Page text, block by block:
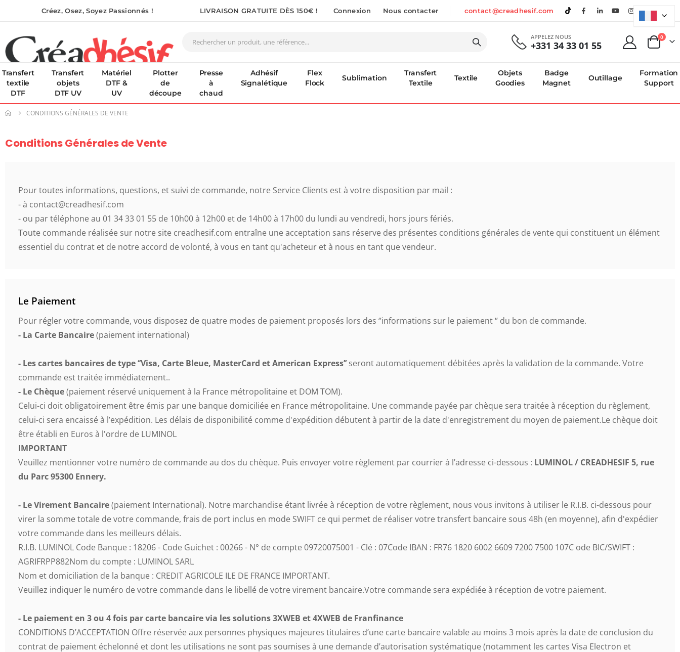
Créez, Osez, Soyez Passionnés ! LIVRAISON GRATUITE DÈS 150€ ! Connexion Nous contacter contact@creadhesif.com
APPELEZ NOUS
+331 34 33 01 55 Panier
0
Transfert
textile
DTF
Transfert
objets
DTF UV
Matériel
DTF &
UV
Plotter
de
découpe
Presse
à
chaud
Adhésif
Signalétique
Flex
Flock
Sublimation
Transfert
Textile
Textile
Objets
Goodies
Badge
Magnet
Outillage
Formation
Support
CONDITIONS GÉNÉRALES DE VENTE
Conditions Générales de Vente
Pour toutes informations, questions, et suivi de commande, notre Service Clients est à votre disposition par mail :
- à contact@creadhesif.com
- ou par téléphone au 01 34 33 01 55 de 10h00 à 12h00 et de 14h00 à 17h00 du lundi au vendredi, hors jours fériés.
Toute commande réalisée sur notre site creadhesif.com entraîne une acceptation sans réserve des présentes conditions générales de vente qui constituent un élément
essentiel du contrat et de notre accord de volonté, à vous en tant qu'acheteur et à nous en tant que vendeur.
Le Paiement
Pour régler votre commande, vous disposez de quatre modes de paiement proposés lors des ‘’informations sur le paiement ‘’ du bon de commande.
- La Carte Bancaire(paiement international)
- Les cartes bancaires de type ‘’Visa, Carte Bleue, MasterCard et American Express’’seront automatiquement débitées après la validation de la commande. Votre
commande est traitée immédiatement..
- Le Chèque(paiement réservé uniquement à la France métropolitaine et DOM TOM).
Celui-ci doit obligatoirement être émis par une banque domiciliée en France métropolitaine. Une commande payée par chèque sera traitée à réception du règlement,
celui-ci sera encaissé à l’expédition. Les délais de disponibilité comme d'expédition débutent à partir de la date d'enregistrement du moyen de paiement.Le chèque doit
être établi en Euros à l'ordre de LUMINOL
IMPORTANT
Veuillez mentionner votre numéro de commande au dos du chèque. Puis envoyer votre règlement par courrier à l’adresse ci-dessous : LUMINOL / CREADHESIF 5, rue
du Parc 95300 Ennery.
- Le Virement Bancaire(paiement International). Notre marchandise étant livrée à réception de votre règlement, nous vous invitons à utiliser le R.I.B. ci-dessous pour
virer la somme totale de votre commande, frais de port inclus en mode SWIFT ce qui permet de réaliser votre transfert bancaire sous 48h (en moyenne), afin d'expédier
votre commande dans les meilleurs délais.
R.I.B. LUMINOL Code Banque : 18206 - Code Guichet : 00266 - N° de compte 09720075001 - Clé : 07Code IBAN : FR76 1820 6002 6609 7200 7500 107C ode BIC/SWIFT :
AGRIFRPP882Nom du compte : LUMINOL SARL
Nom et domiciliation de la banque : CREDIT AGRICOLE ILE DE FRANCE IMPORTANT.
Veuillez indiquer le numéro de votre commande dans le libellé de votre virement bancaire.Votre commande sera expédiée à réception de votre paiement.
- Le paiement en 3 ou 4 fois par carte bancaire via les solutions 3XWEB et 4XWEB de Franfinance
CONDITIONS D’ACCEPTATION Offre réservée aux personnes physiques majeures titulaires d’une carte bancaire valable au moins 3 mois après la date de conclusion du
contrat de paiement échelonné et dont les utilisations ne sont pas soumises à une demande d’autorisation systématique (notamment les cartes Visa Electron et